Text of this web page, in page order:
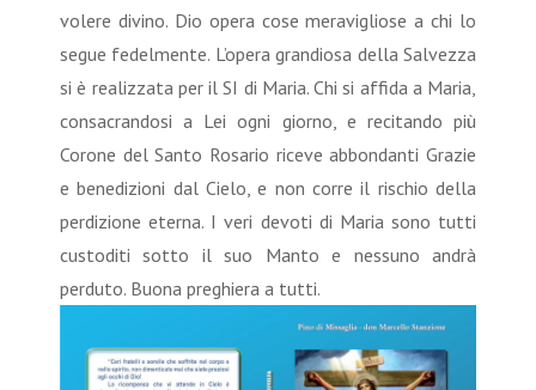
volere divino. Dio opera cose meravigliose a chi lo
segue fedelmente. L’opera grandiosa della Salvezza
si è realizzata per il SI di Maria. Chi si affida a Maria,
consacrandosi a Lei ogni giorno, e recitando più
Corone del Santo Rosario riceve abbondanti Grazie
e benedizioni dal Cielo, e non corre il rischio della
perdizione eterna. I veri devoti di Maria sono tutti
custoditi sotto il suo Manto e nessuno andrà
perduto. Buona preghiera a tutti.